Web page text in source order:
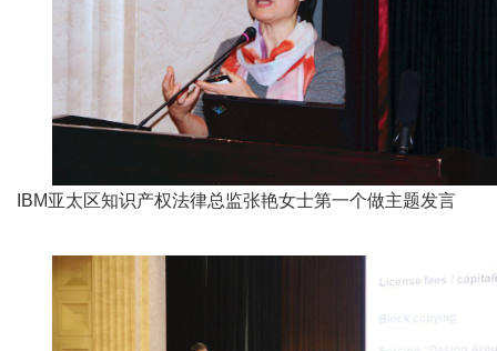
IBM亚太区知识产权法律总监张艳女士第一个做主题发言